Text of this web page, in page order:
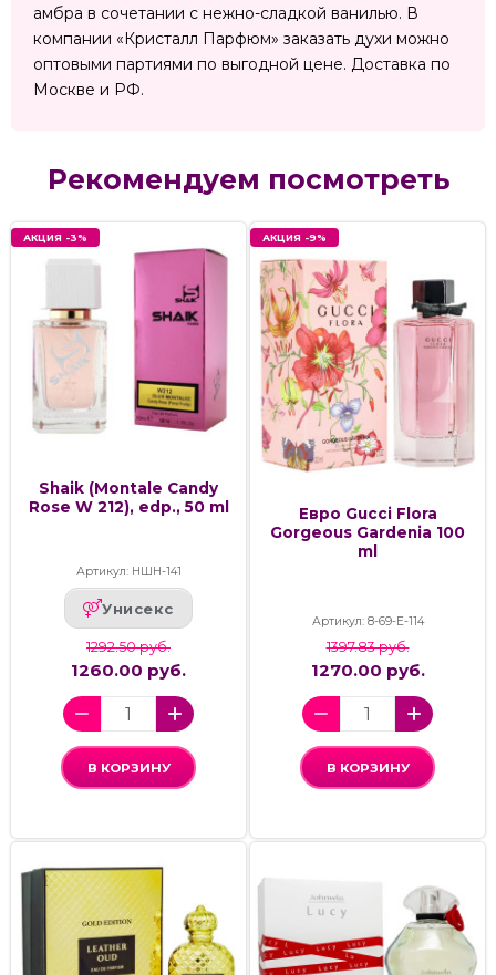
амбра в сочетании с нежно-сладкой ванилью. В
компании «Кристалл Парфюм» заказать духи можно
оптовыми партиями по выгодной цене. Доставка по
Москве и РФ.
Рекомендуем посмотреть
АКЦИЯ -3%
Shaik (Montale Candy
Rose W 212), edp., 50 ml
Артикул: НШН-141
Унисекс
1292.50 руб.
1260.00 руб.
В КОРЗИНУ
АКЦИЯ -9%
Евро Gucci Flora
Gorgeous Gardenia 100
ml
Артикул: 8-69-Е-114
1397.83 руб.
1270.00 руб.
В КОРЗИНУ